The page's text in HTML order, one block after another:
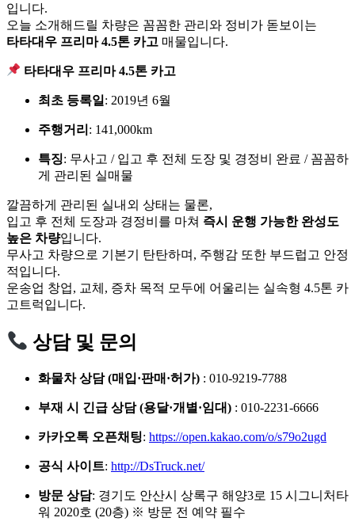
입니다.
오늘 소개해드릴 차량은 꼼꼼한 관리와 정비가 돋보이는
타타대우 프리마 4.5톤 카고 매물입니다.
타타대우 프리마 4.5톤 카고
최초 등록일 : 2019년 6월
주행거리 : 141,000km
특징: 무사고 / 입고 후 전체 도장 및 경정비 완료 / 꼼꼼하
게 관리된 실매물
깔끔하게 관리된 실내외 상태는 물론,
입고 후 전체 도장과 경정비를 마쳐 즉시 운행 가능한 완성도
높은 차량입니다.
무사고 차량으로 기본기 탄탄하며, 주행감 또한 부드럽고 안정
적입니다.
운송업 창업, 교체, 증차 목적 모두에 어울리는 실속형 4.5톤 카
고트럭입니다.
상담 및 문의
화물차 상담 (매입·판매·허가) : 010-9219-7788
부재 시 긴급 상담 (용달·개별·임대) : 010-2231-6666
카카오톡 오픈채팅: https://open.kakao.com/o/s79o2ugd
공식 사이트: http://DsTruck.net/
방문 상담: 경기도 안산시 상록구 해양3로 15 시그니처타
워 2020호 (20층) ※ 방문 전 예약 필수